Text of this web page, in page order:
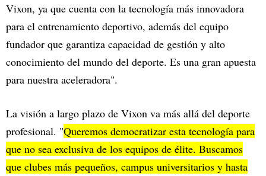
Vixon, ya que cuenta con la tecnología más innovadora
para el entrenamiento deportivo, además del equipo
fundador que garantiza capacidad de gestión y alto
conocimiento del mundo del deporte. Es una gran apuesta
para nuestra aceleradora".
La visión a largo plazo de Vixon va más allá del deporte
profesional. "Queremos democratizar esta tecnología para
que no sea exclusiva de los equipos de élite. Buscamos
que clubes más pequeños, campus universitarios y hasta